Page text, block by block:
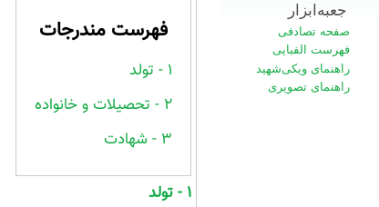
فهرست مندرجات
۱ - تولد
۲ - تحصیلات و خانواده
۳ - شهادت
۱ - تولد
جعبه‌ابزار
صفحه تصادفی
فهرست الفبایی
راهنمای ویکی‌شهید
راهنمای تصویری